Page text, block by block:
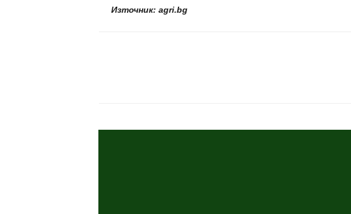
Източник: agri.bg